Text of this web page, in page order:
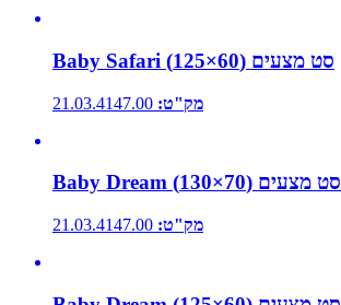
Baby Safari סט מצעים (60×125)
מק"ט:
Baby Dream סט מצעים (70×130)
מק"ט: